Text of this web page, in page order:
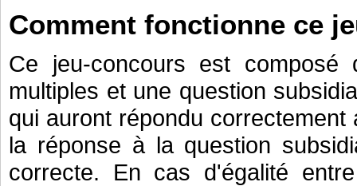
Comment fonctionne ce
Ce jeu-concours est
multiples et une question
qui auront répondu
la réponse à la question
correcte. En cas d'égalité